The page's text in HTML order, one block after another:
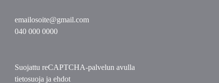
emailosoite@gmail.com
040 000 0000
Suojattu reCAPTCHA-palvelun avulla
tietosuoja ja ehdot